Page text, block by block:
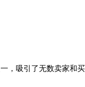
，吸引了无数卖家